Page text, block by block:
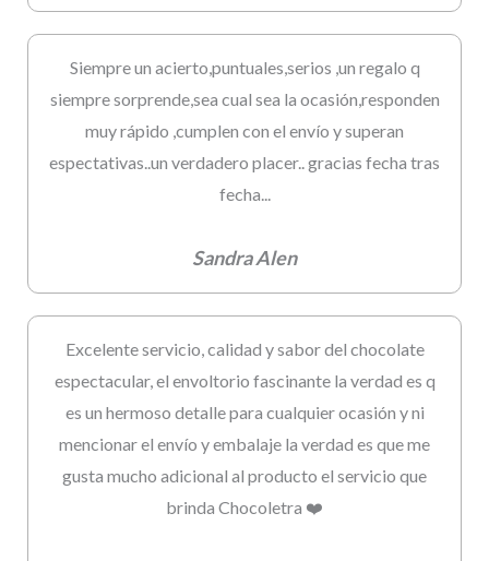
Siempre un acierto,puntuales,serios ,un regalo q
siempre sorprende,sea cual sea la ocasión,responden
muy rápido ,cumplen con el envío y superan
espectativas..un verdadero placer.. gracias fecha tras
fecha...
Sandra Alen
Excelente servicio, calidad y sabor del chocolate
espectacular, el envoltorio fascinante la verdad es q
es un hermoso detalle para cualquier ocasión y ni
mencionar el envío y embalaje la verdad es que me
gusta mucho adicional al producto el servicio que
brinda Chocoletra ❤️